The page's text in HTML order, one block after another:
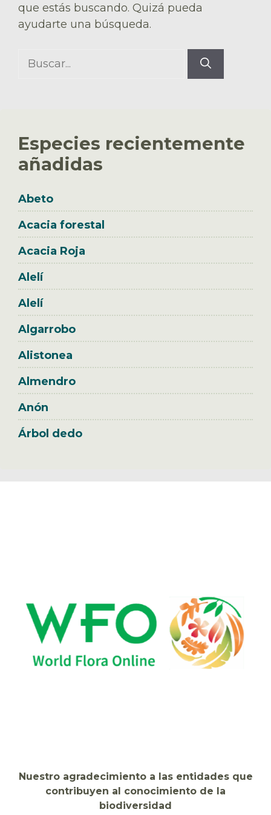
que estás buscando. Quizá pueda
ayudarte una búsqueda.
Buscar:
Especies recientemente
añadidas
Abeto
Acacia forestal
Acacia Roja
Alelí
Alelí
Algarrobo
Alistonea
Almendro
Anón
Árbol dedo
Nuestro agradecimiento a las entidades que
contribuyen al conocimiento de la
biodiversidad